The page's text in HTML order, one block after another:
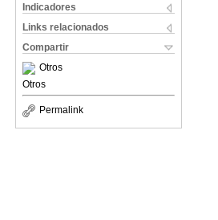
Indicadores
Links relacionados
Compartir
Otros
Otros
Permalink